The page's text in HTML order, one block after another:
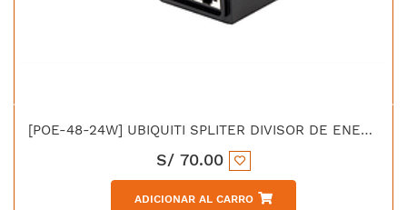
[POE-48-24W] UBIQUITI SPLITER DIVISOR DE ENERGIA 48V/24W
S/ 70.00
ADICIONAR AL CARRO